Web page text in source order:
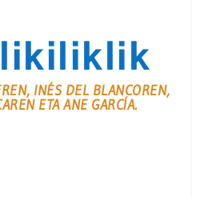
INÉS DEL BLANCOREN,
ETA ANE GARCÍA.